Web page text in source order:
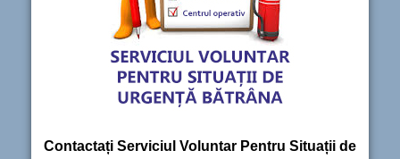
Contactați Serviciul Voluntar Pentru Situații de